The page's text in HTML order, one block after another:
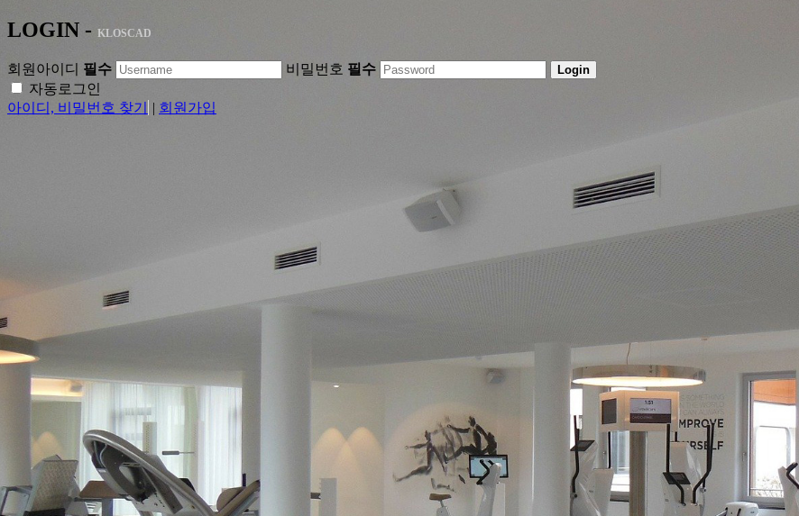
LOGIN - KLOSCAD
회원아이디 필수 비밀번호 필수 Login
자동로그인
아이디, 비밀번호 찾기
| 회원가입